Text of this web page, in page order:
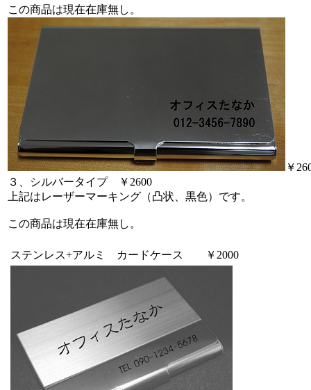
この商品は現在在庫無し。
￥
３、シルバータイプ ￥2600
上記はレーザーマーキング（凸状、黒色）です。
この商品は現在在庫無し。
ステンレス+アルミ カードケース ￥2000